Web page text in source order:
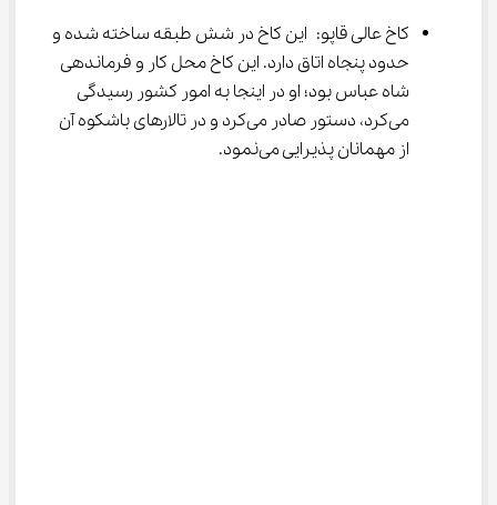
کاخ عالی قاپو: این کاخ در شش طبقه ساخته شده و
حدود پنجاه اتاق دارد. این کاخ محل کار و فرماندهی
شاه عباس بود؛ او در اینجا به امور کشور رسیدگی
می‌کرد، دستور صادر می‌کرد و در تالارهای باشکوه آن
از مهمانان پذیرایی می‌نمود.